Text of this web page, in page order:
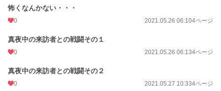
怖くなんかない・・・
0 2021.05.26 06:104ページ
真夜中の来訪者との戦闘その１
0 2021.05.26 06:134ページ
真夜中の来訪者との戦闘その２
0 2021.05.27 10:334ページ